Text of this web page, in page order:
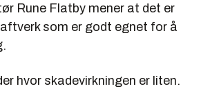
Rune Flatby mener at det er
som er godt egnet for å
hvor skadevirkningen er liten.